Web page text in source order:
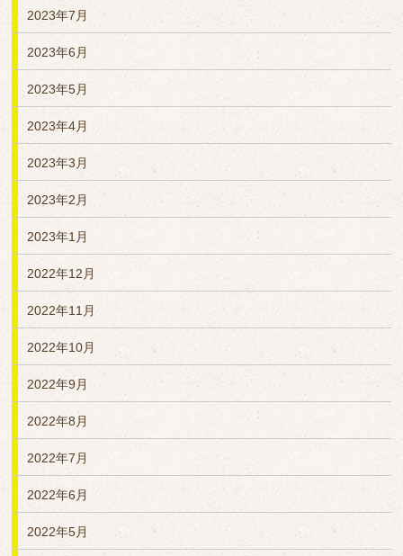
2023年7月
2023年6月
2023年5月
2023年4月
2023年3月
2023年2月
2023年1月
2022年12月
2022年11月
2022年10月
2022年9月
2022年8月
2022年7月
2022年6月
2022年5月